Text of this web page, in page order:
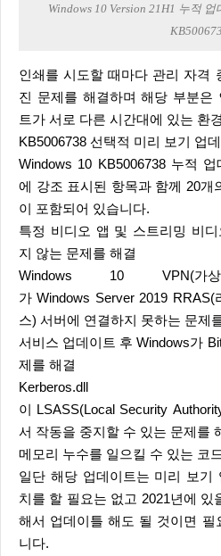
Windows 10 Version 21H1 누적
인쇄를 시도할 때마다 관리 자격 증명을 요청할 수 있는 알려
진 문제를 해결하며 해당 부분은
트가 서로 다른 시간대에 있는 환
KB5006738 선택적 미리 보기 업
Windows 10 KB5006738 누적
에 강조 표시된 항목과 함께 20개
이 포함되어 있습니다.
특정 비디오 앱 및 스트리밍 비
지 않는 문제를 해결
Windows 10 VPN(가
가 Windows Server 2019 RRAS(
스) 서버에 연결하지 못하는 문제
서비스 업데이트 후 Windows가
제를 해결
Kerberos.dll
이 LSASS(Local Security
서 작동을 중지할 수 있는 문제를
메모리 누수를 일으킬 수 있는 코
일단 해당 업데이트는 미리 보기
치를 할 필요는 없고 2021년에 있
해서 업데이틀 해도 될 것이면 필
니다.